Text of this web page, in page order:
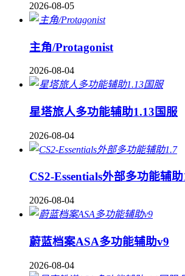
2026-08-05
主角/Protagonist
2026-08-04
星塔旅人多功能辅助1.13国服
2026-08-04
CS2-Essentials外部多功能辅助
2026-08-04
蔚蓝档案ASA多功能辅助v9
2026-08-04